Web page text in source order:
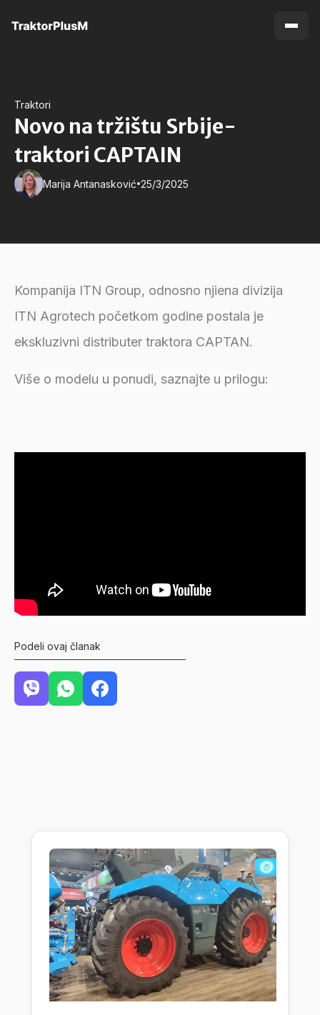
Traktori
Novo na tržištu Srbije-
traktori CAPTAIN
Marija Antanasković•25/3/2025
Kompanija ITN Group, odnosno njiena divizija
ITN Agrotech početkom godine postala je
ekskluzivni distributer traktora CAPTAN.
Više o modelu u ponudi, saznajte u prilogu:
Podeli ovaj članak